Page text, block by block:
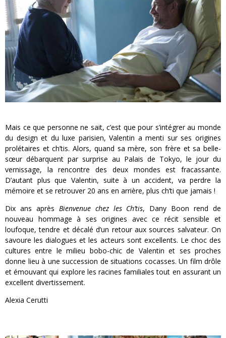
Mais ce que personne ne sait, c’est que pour s’intégrer au monde
du design et du luxe parisien, Valentin a menti sur ses origines
prolétaires et ch’tis. Alors, quand sa mère, son frère et sa belle-
sœur débarquent par surprise au Palais de Tokyo, le jour du
vernissage, la rencontre des deux mondes est fracassante.
D’autant plus que Valentin, suite à un accident, va perdre la
mémoire et se retrouver 20 ans en arrière, plus ch’ti que jamais !
Dix ans après Bienvenue chez les Ch’tis, Dany Boon rend de
nouveau hommage à ses origines avec ce récit sensible et
loufoque, tendre et décalé d’un retour aux sources salvateur. On
savoure les dialogues et les acteurs sont excellents. Le choc des
cultures entre le milieu bobo-chic de Valentin et ses proches
donne lieu à une succession de situations cocasses. Un film drôle
et émouvant qui explore les racines familiales tout en assurant un
excellent divertissement.
Alexia Cerutti